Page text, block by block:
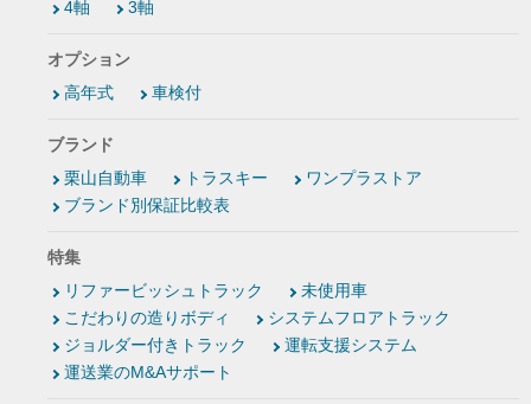
4軸
3軸
オプション
高年式
車検付
ブランド
栗山自動車
トラスキー
ワンプラストア
ブランド別保証比較表
特集
リファービッシュトラック
未使用車
こだわりの造りボディ
システムフロアトラック
ジョルダー付きトラック
運転支援システム
運送業のM&Aサポート